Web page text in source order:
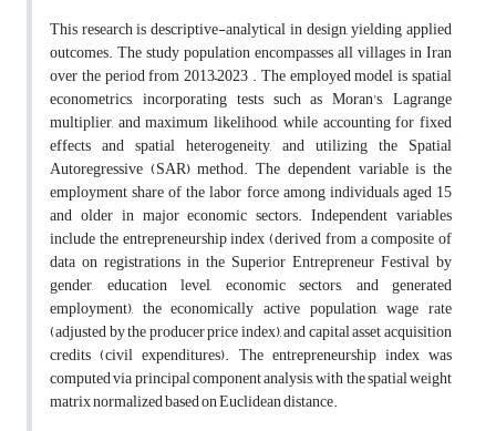
This research is descriptive-analytical in design, yielding applied
outcomes. The study population encompasses all villages in Iran
over the period from 2013–2023 . The employed model is spatial
econometrics, incorporating tests such as Moran's, Lagrange
multiplier, and maximum likelihood, while accounting for fixed
effects and spatial heterogeneity, and utilizing the Spatial
Autoregressive (SAR) method. The dependent variable is the
employment share of the labor force among individuals aged 15
and older in major economic sectors. Independent variables
include the entrepreneurship index (derived from a composite of
data on registrations in the Superior Entrepreneur Festival by
gender, education level, economic sectors, and generated
employment), the economically active population, wage rate
(adjusted by the producer price index), and capital asset acquisition
credits (civil expenditures). The entrepreneurship index was
computed via principal component analysis, with the spatial weight
matrix normalized based on Euclidean distance.